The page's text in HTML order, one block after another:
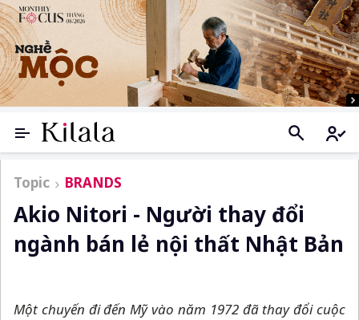
Topic BRANDS
Akio Nitori - Người thay đổi
ngành bán lẻ nội thất Nhật Bản
Một chuyến đi đến Mỹ vào năm 1972 đã thay đổi cuộc